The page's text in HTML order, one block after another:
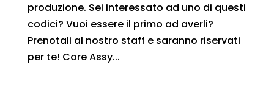
produzione. Sei interessato ad uno di questi
codici? Vuoi essere il primo ad averli?
Prenotali al nostro staff e saranno riservati
per te! Core Assy...